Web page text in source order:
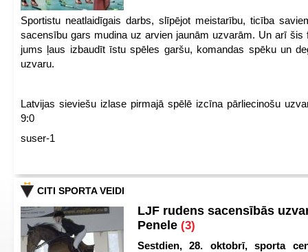
Sportistu neatlaidīgais darbs, slīpējot meistarību, ticība
sacensību gars mudina uz arvien jaunām uzvarām. Un arī šis
jums ļaus izbaudīt īstu spēles garšu, komandas spēku un
uzvaru.
Latvijas sieviešu izlase pirmajā spēlē izcīna pārliecinošu
9:0
suser-1
CITI SPORTA VEIDI
LJF rudens sacensībās
Penele (3)
Sestdien, 28. oktobrī, sporta